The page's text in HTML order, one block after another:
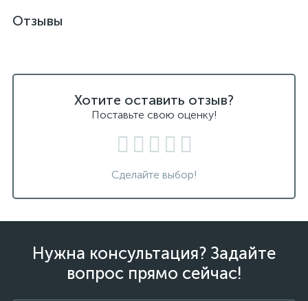
Отзывы
Хотите оставить отзыв?
Поставьте свою оценку!
Сделайте выбор!
Нужна консультация? Задайте
вопрос прямо сейчас!